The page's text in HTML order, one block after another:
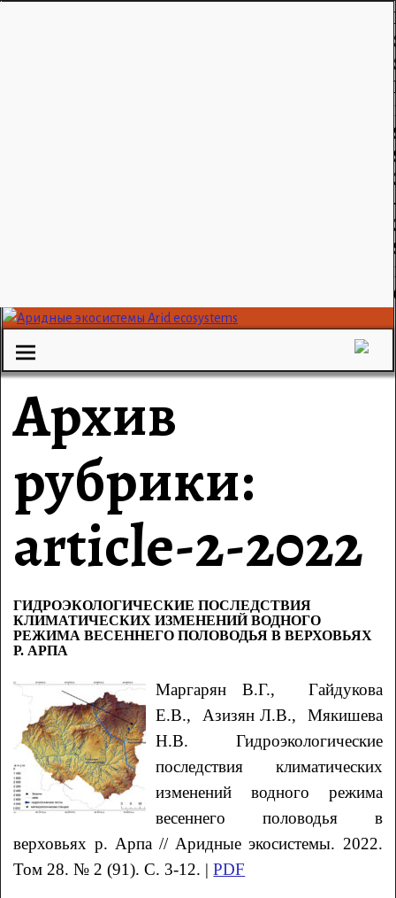
Архив
рубрики:
article-2-2022
ГИДРОЭКОЛОГИЧЕСКИЕ ПОСЛЕДСТВИЯ
КЛИМАТИЧЕСКИХ ИЗМЕНЕНИЙ ВОДНОГО
РЕЖИМА ВЕСЕННЕГО ПОЛОВОДЬЯ В ВЕРХОВЬЯХ
Р. АРПА
МаргарянВ.Г., Гайдукова
Е.В., Азизян Л.В., Мякишева
Н.В. Гидроэкологические
последствия климатических
изменений водного режима
весеннего половодья в
верховьях р. Арпа // Аридные экосистемы. 2022.
Том 28. № 2 (91). С. 3-12. |PDF